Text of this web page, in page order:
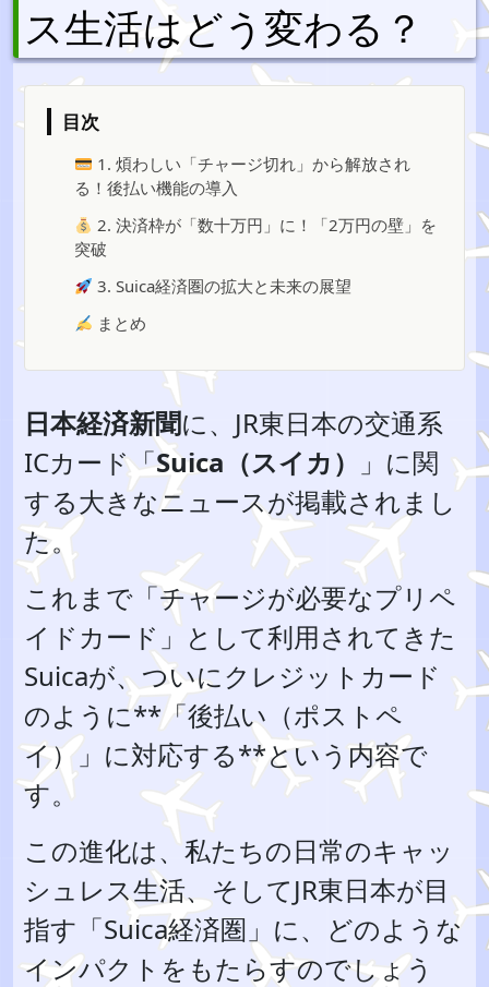
ス生活はどう変わる？
目次
1. 煩わしい「チャージ切れ」から解放され
る！後払い機能の導入
2. 決済枠が「数十万円」に！「2万円の壁」を
突破
3. Suica経済圏の拡大と未来の展望
まとめ
日本経済新聞に、JR東日本の交通系
ICカード「Suica（スイカ）
」に関
する大きなニュースが掲載されまし
た。
これまで「チャージが必要なプリペ
イドカード」として利用されてきた
Suicaが、ついにクレジットカード
のように**「後払い（ポストペ
イ）」に対応する**という内容で
す。
この進化は、私たちの日常のキャッ
シュレス生活、そしてJR東日本が目
指す「Suica経済圏」に、どのような
インパクトをもたらすのでしょう